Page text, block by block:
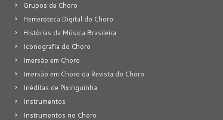
Grupos de Choro
Hemeroteca Digital do Choro
Histórias da Música Brasileira
Iconografia do Choro
Imersão em Choro
Imersão em Choro da Revista do Choro
Inéditas de Pixinguinha
Instrumentos
Instrumentos no Choro